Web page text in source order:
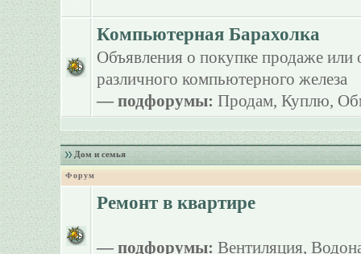
Компьютерная Барахолка
Объявления о покупке продаже или
различного компьютерного железа
— подфорумы: Продам, Куплю,
Дом и семья
Форум
Ремонт в квартире
— подфорумы: Вентиляция,